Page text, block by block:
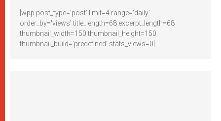
[wpp post_type='post' limit=4 range='daily'
order_by='views' title_length=68 excerpt_length=68
thumbnail_width=150 thumbnail_height=150
thumbnail_build='predefined' stats_views=0]